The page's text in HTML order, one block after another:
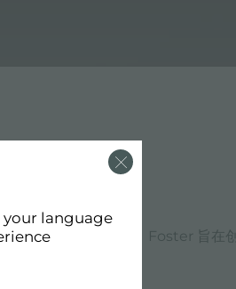
价值观和设计选择。Foster 旨在
your language